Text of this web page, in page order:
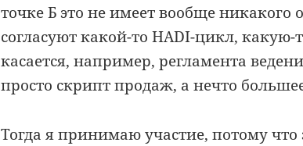
точке Б это не имеет вообще
согласуют какой-то HADI-цикл, какую-
касается, например, регламента
просто скрипт продаж, а нечто
Тогда я принимаю участие, потому